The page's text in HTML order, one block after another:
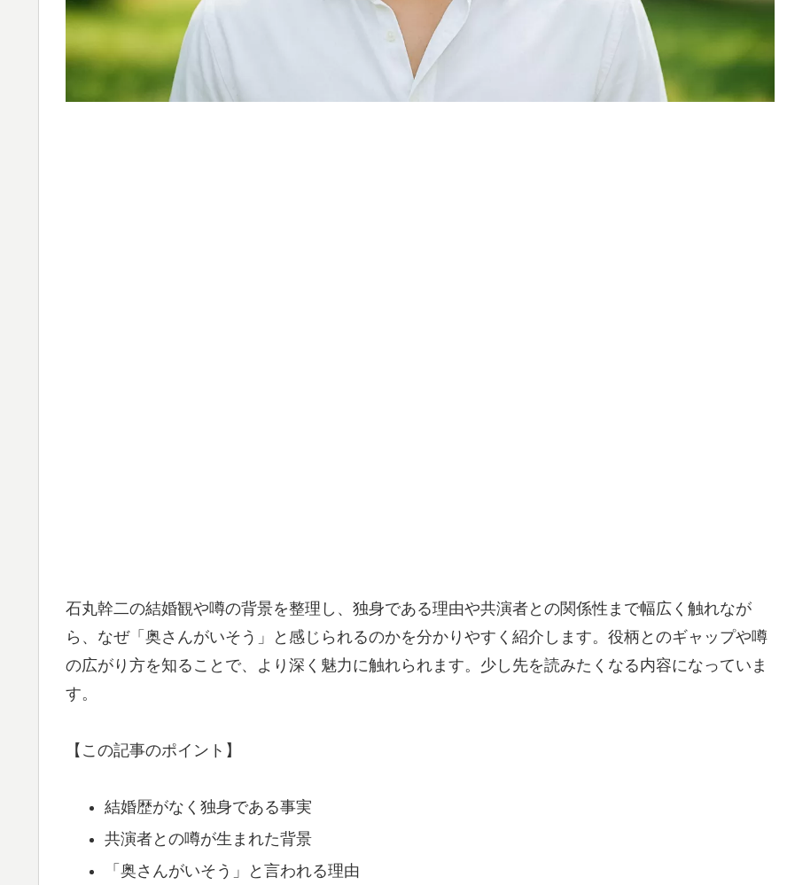
石丸幹二の結婚観や噂の背景を整理し、独身である理由や共演者との関係性まで幅広く触れなが
ら、なぜ「奥さんがいそう」と感じられるのかを分かりやすく紹介します。役柄とのギャップや噂
の広がり方を知ることで、より深く魅力に触れられます。少し先を読みたくなる内容になっていま
す。
【この記事のポイント】
結婚歴がなく独身である事実
共演者との噂が生まれた背景
「奥さんがいそう」と言われる理由